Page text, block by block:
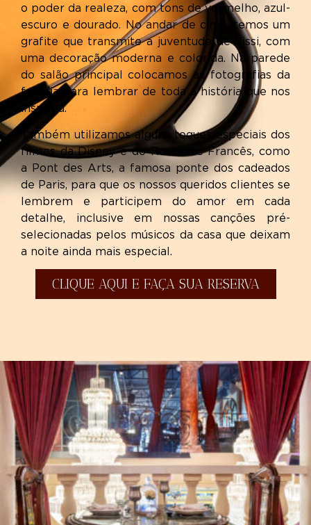
o poder da realeza, com tons de vermelho, azul-
escuro e dourado. No andar de cima, temos um
grafite que transmite a juventude de Sissi, com
uma decoração moderna e colorida. Na parede
do salão principal colocamos as fotografias da
família para lembrar de toda a história que nos
inspirou.
Também utilizamos alguns toques especiais dos
filmes da Disney e do Romance Francês, como
a Pont des Arts, a famosa ponte dos cadeados
de Paris, para que os nossos queridos clientes se
lembrem e participem do amor em cada
detalhe, inclusive em nossas canções pré-
selecionadas pelos músicos da casa que deixam
a noite ainda mais especial.
CLIQUE AQUI E FAÇA SUA RESERVA